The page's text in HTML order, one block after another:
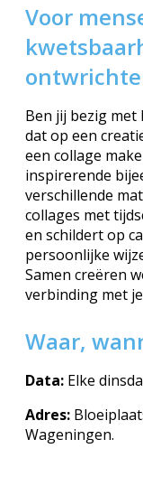
Voor
Ben jij bezig
dat op een
een collage
inspirerende
verschillende
collages met
en schildert op
persoonlijke
Samen creëren
verbinding met
Waar,
Data: Elke
Adres:
Wageningen.